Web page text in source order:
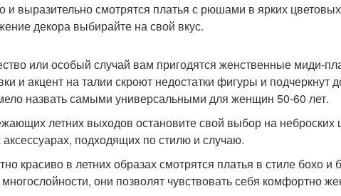
и выразительно смотрятся платья с рюшами в ярких
декора выбирайте на свой вкус.
или особый случай вам пригодятся женственные миди-
и акцент на талии скроют недостатки фигуры и
назвать самыми универсальными для женщин 50-60 лет.
летних выходов остановите свой выбор на неброских
подходящих по стилю и случаю.
красиво в летних образах смотрятся платья в стиле бохо
они позволят чувствовать себя комфортно